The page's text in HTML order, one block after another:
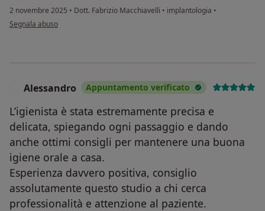
2 novembre 2025 • Dott. Fabrizio Macchiavelli • implantologia •
secondo l'opinione dell'utente Carmela Primavera
Segnala abuso
Alessandro Appuntamento verificato
L’igienista è stata estremamente precisa e
delicata, spiegando ogni passaggio e dando
anche ottimi consigli per mantenere una buona
igiene orale a casa.
Esperienza davvero positiva, consiglio
assolutamente questo studio a chi cerca
professionalità e attenzione al paziente.